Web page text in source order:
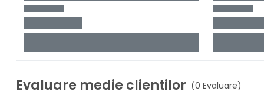
Evaluare medie clientilor (0 Evaluare)